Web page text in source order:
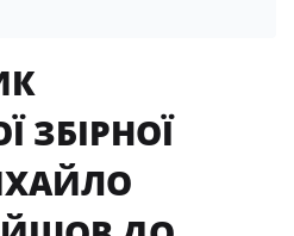
ЗБІРНОЇ